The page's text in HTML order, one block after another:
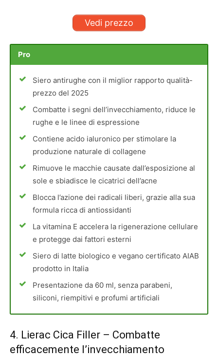
Vedi prezzo
Pro
Siero antirughe con il miglior rapporto qualità-
prezzo del 2025
Combatte i segni dell’invecchiamento, riduce le
rughe e le linee di espressione
Contiene acido ialuronico per stimolare la
produzione naturale di collagene
Rimuove le macchie causate dall’esposizione al
sole e sbiadisce le cicatrici dell’acne
Blocca l’azione dei radicali liberi, grazie alla sua
formula ricca di antiossidanti
La vitamina E accelera la rigenerazione cellulare
e protegge dai fattori esterni
Siero di latte biologico e vegano certificato AIAB
prodotto in Italia
Presentazione da 60 ml, senza parabeni,
siliconi, riempitivi e profumi artificiali
4. Lierac Cica Filler – Combatte
efficacemente l’invecchiamento